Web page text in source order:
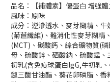
品名：【補體素】優蛋白 增強
風味：原味
成分：逆滲透水、麥芽糊精、
(菊苣纖維)、難消化性麥芽糊精
(MCT)、碳酸鈣、綜合礦物質(
母、硫酸鋅、硒酸鈉、硫酸錳
初乳(含免疫球蛋白lgG,牛初乳
鏈三酸甘油酯、葵花卵磷脂、